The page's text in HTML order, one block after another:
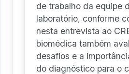
de trabalho da equipe
laboratório, conforme
nesta entrevista ao
biomédica também
desafios e a
do diagnóstico para o